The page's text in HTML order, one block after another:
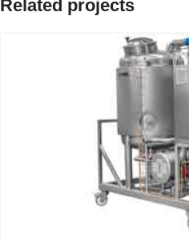
Related projects